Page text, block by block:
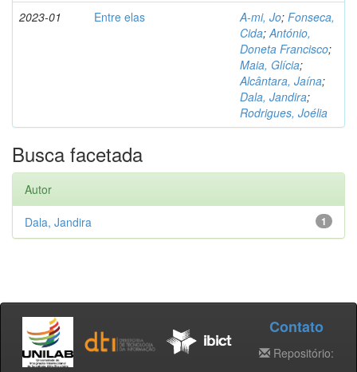
2023-01 Entre elas A-mi, Jo; Fonseca,
Cida;António,
Doneta Francisco;
Maia, Glícia;
Alcântara, Jaína;
Dala, Jandira;
Rodrigues, Joélia
Busca facetada
Autor
1
Dala, Jandira
Contato
Repositório: